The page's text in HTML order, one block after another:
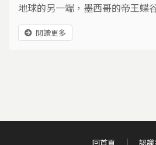
地球的另一端，墨西哥的帝王蝶
斗。當陽光升起，群蝶飛舞，舞
閱讀更多
回首頁 認